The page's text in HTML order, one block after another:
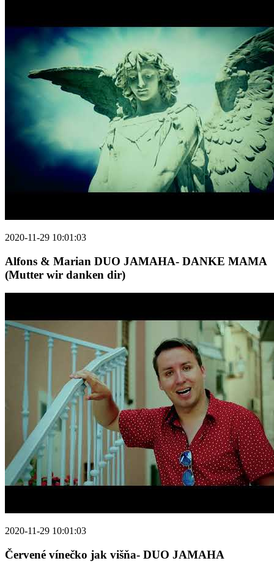
2020-11-29 10:01:03
Alfons & Marian DUO JAMAHA- DANKE MAMA
(Mutter wir danken dir)
2020-11-29 10:01:03
Červené vínečko jak višňa- DUO JAMAHA